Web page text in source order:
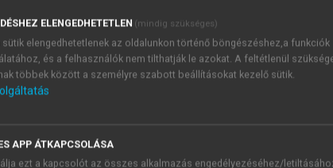
Kérek értesítést a MeRSZ
Kérek értesítést az
ELENGEDHETETLEN (mindig szükséges)
sütik elengedhetetlenek az oldalunkon történő böngészéshez,a funkciók
és a felhasználók nem tilthatják le azokat. A feltétlenül
többek között a személyre szabott beállításokat kezelő sütik.
APP ÁTKAPCSOLÁSA
ezt a kapcsolót az összes alkalmazás engedélyezéséhez/